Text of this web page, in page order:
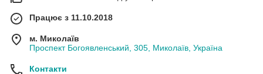
Працює з 11.10.2018
м. Миколаїв
Проспект Богоявленський, 305, Миколаїв, Україна
Контакти